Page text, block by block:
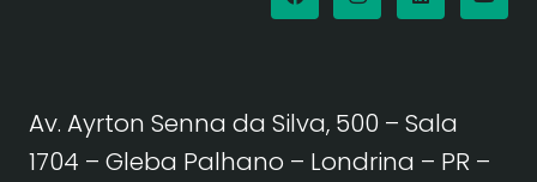
Av. Ayrton Senna da Silva, 500 – Sala
1704 – Gleba Palhano – Londrina – PR –